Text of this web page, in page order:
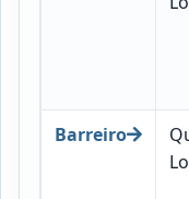
Barreiro